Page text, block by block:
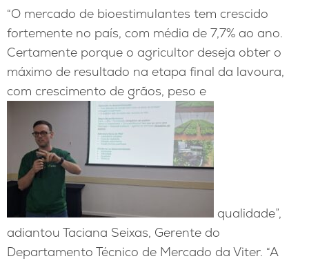
“O mercado de bioestimulantes tem crescido
fortemente no país, com média de 7,7% ao ano.
Certamente porque o agricultor deseja obter o
máximo de resultado na etapa final da lavoura,
com crescimento de grãos, peso e
qualidade”,
adiantou Taciana Seixas, Gerente do
Departamento Técnico de Mercado da Viter. “A